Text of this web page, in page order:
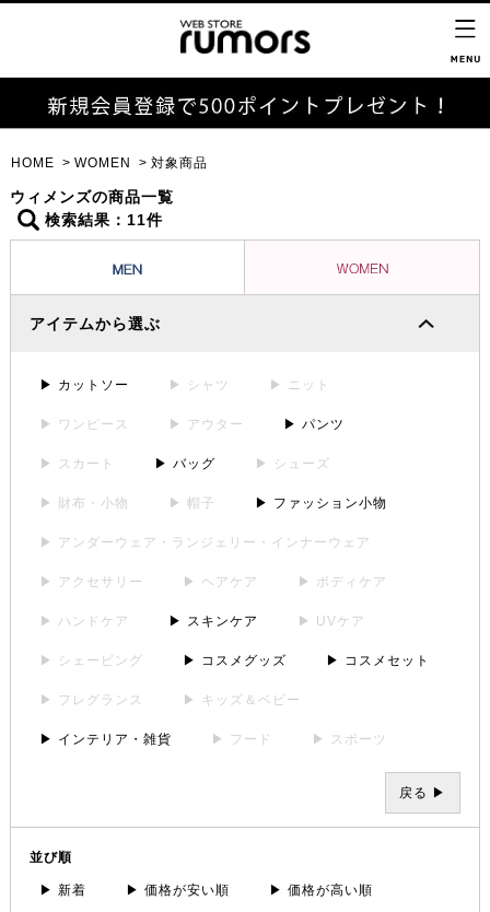
HOME WOMEN 対象商品
ウィメンズの商品一覧
検索結果：11件
アイテムから選ぶ
▶ カットソー ▶ シャツ ▶ ニット
▶ ワンピース ▶ アウター ▶ パンツ
▶ スカート ▶ バッグ ▶ シューズ
▶ 財布・小物 ▶ 帽子 ▶ ファッション小物
▶ アンダーウェア・ランジェリー・インナーウェア
▶ アクセサリー ▶ ヘアケア ▶ ボディケア
▶ ハンドケア ▶ スキンケア ▶ UVケア
▶ シェービング ▶ コスメグッズ ▶ コスメセット
▶ フレグランス ▶ キッズ＆ベビー
▶ インテリア・雑貨 ▶ フード ▶ スポーツ
戻る ▶
並び順
▶ 新着 ▶ 価格が安い順 ▶ 価格が高い順